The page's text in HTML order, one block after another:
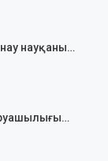
науқаны…